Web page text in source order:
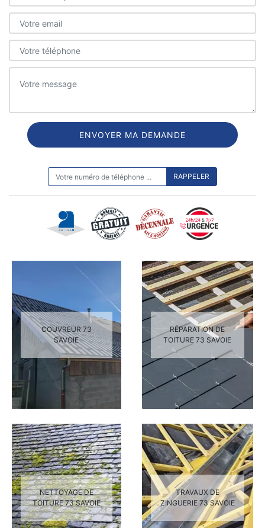
COUVREUR 73
SAVOIE
RÉPARATION DE
TOITURE 73 SAVOIE
NETTOYAGE DE
TOITURE 73 SAVOIE
TRAVAUX DE
ZINGUERIE 73 SAVOIE